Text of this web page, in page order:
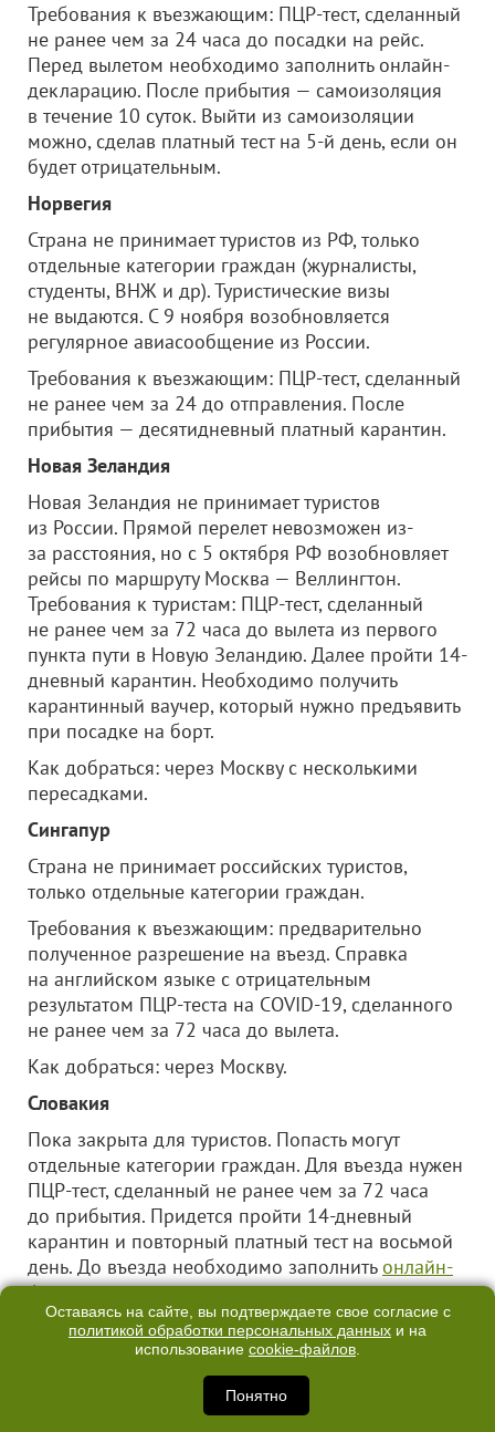
Требования к въезжающим: ПЦР-тест, сделанный
не ранее чем за 24 часа до посадки на рейс.
Перед вылетом необходимо заполнить онлайн-
декларацию. После прибытия — самоизоляция
в течение 10 суток. Выйти из самоизоляции
можно, сделав платный тест на 5-й день, если он
будет отрицательным.
Норвегия
Страна не принимает туристов из РФ, только
отдельные категории граждан (журналисты,
студенты, ВНЖ и др). Туристические визы
не выдаются. С 9 ноября возобновляется
регулярное авиасообщение из России.
Требования к въезжающим: ПЦР-тест, сделанный
не ранее чем за 24 до отправления. После
прибытия — десятидневный платный карантин.
Новая Зеландия
Новая Зеландия не принимает туристов
из России. Прямой перелет невозможен из-
за расстояния, но с 5 октября РФ возобновляет
рейсы по маршруту Москва — Веллингтон.
Требования к туристам: ПЦР-тест, сделанный
не ранее чем за 72 часа до вылета из первого
пункта пути в Новую Зеландию. Далее пройти 14-
дневный карантин. Необходимо получить
карантинный ваучер, который нужно предъявить
при посадке на борт.
Как добраться: через Москву с несколькими
пересадками.
Сингапур
Страна не принимает российских туристов,
только отдельные категории граждан.
Требования к въезжающим: предварительно
полученное разрешение на въезд. Справка
на английском языке с отрицательным
результатом ПЦР-теста на COVID-19, сделанного
не ранее чем за 72 часа до вылета.
Как добраться: через Москву.
Словакия
Пока закрыта для туристов. Попасть могут
отдельные категории граждан. Для въезда нужен
ПЦР-тест, сделанный не ранее чем за 72 часа
до прибытия. Придется пройти 14-дневный
карантин и повторный платный тест на восьмой
день. До въезда необходимо заполнитьонлайн-
форму.
Как добраться: через Москву.
В страну можно въехать на учебу или чтобы
Оставаясь на сайте, вы подтверждаете свое согласие с
политикой обработки персональных данных и на
использование cookie-файлов.
Понятно